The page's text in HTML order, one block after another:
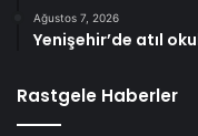
Ağustos 7, 2026
Yenişehir’de atıl
Rastgele Haberler